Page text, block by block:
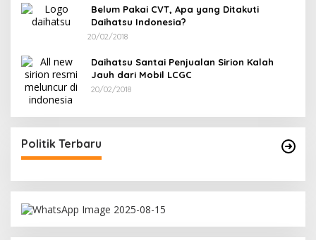
Belum Pakai CVT, Apa yang Ditakuti
Daihatsu Indonesia?
20/02/2018
Daihatsu Santai Penjualan Sirion Kalah
Jauh dari Mobil LCGC
20/02/2018
Politik Terbaru